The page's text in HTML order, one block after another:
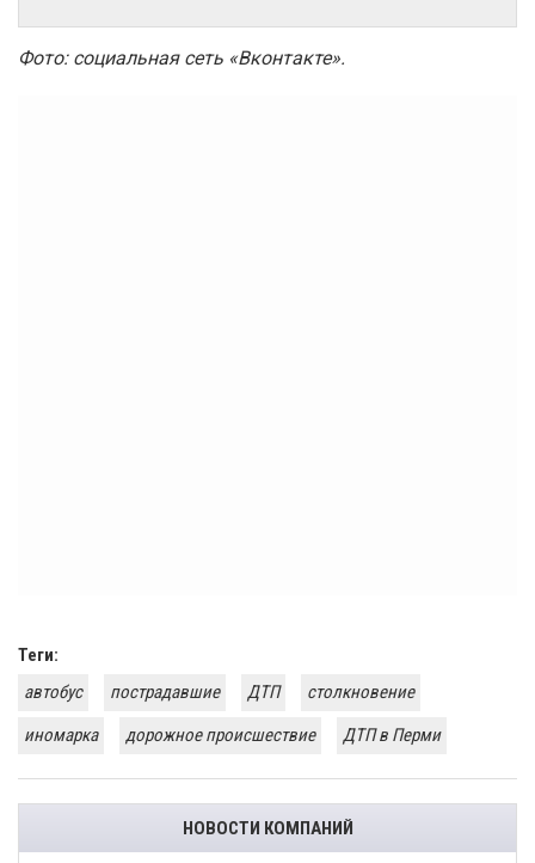
Фото: социальная сеть «Вконтакте».
Теги:
автобус
пострадавшие ДТП
столкновение
иномарка
дорожное происшествие ДТП в Перми
НОВОСТИ КОМПАНИЙ